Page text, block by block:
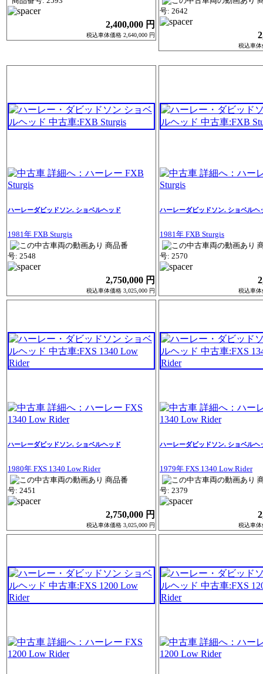
2,400,000 円
税込車体価格 2,640,000 円
号: 2642
税込車体
ハーレーダビッドソン. ショベルヘッド
1981年 FXB Sturgis
商品番
号: 2548
2,750,000 円
税込車体価格 3,025,000 円
ハーレーダビッドソン. ショベルヘ
1981年 FXB Sturgis
号: 2570
税込車体
ハーレーダビッドソン. ショベルヘッド
1980年 FXS 1340 Low Rider
商品番
号: 2451
2,750,000 円
税込車体価格 3,025,000 円
ハーレーダビッドソン. ショベルヘ
1979年 FXS 1340 Low Rider
号: 2379
税込車体